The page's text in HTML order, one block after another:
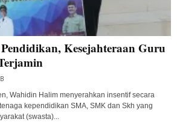
Kesejahteraan Guru
Wahidin Halim menyerahkan insentif secara
kependidikan SMA, SMK dan Skh yang
(swasta)...